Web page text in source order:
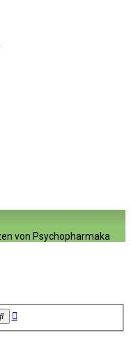
von Psychopharmaka
SucheErweiterte